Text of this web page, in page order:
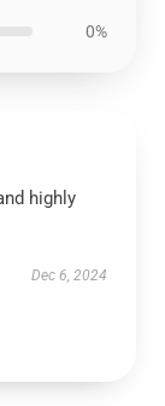
0%
highly
Dec 6, 2024